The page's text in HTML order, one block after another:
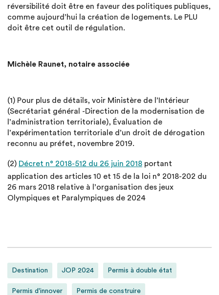
réversibilité doit être en faveur des politiques publiques,
comme aujourd’hui la création de logements. Le PLU
doit être cet outil de régulation.
Michèle Raunet, notaire associée
(1) Pour plus de détails, voir Ministère de l’Intérieur
(Secrétariat général -Direction de la modernisation de
l’administration territoriale), Évaluation de
l’expérimentation territoriale d’un droit de dérogation
reconnu au préfet, novembre 2019.
(2) Décret n° 2018-512 du 26 juin 2018 portant
application des articles 10 et 15 de la loi n° 2018-202 du
26 mars 2018 relative à l’organisation des jeux
Olympiques et Paralympiques de 2024
Destination JOP 2024 Permis à double état
Permis d'innover Permis de construire